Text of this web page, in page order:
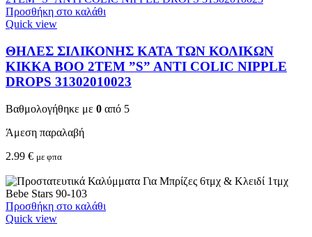
Προσθήκη στο καλάθι
Quick view
ΘΗΛΕΣ ΣΙΛΙΚΟΝΗΣ ΚΑΤΑ ΤΩΝ ΚΟΛΙΚΩΝ
KIKKA BOO 2TEM ”S” ANTI COLIC NIPPLE
DROPS 31302010023
Βαθμολογήθηκε με 0 από 5
Άμεση παραλαβή
2.99 € με φπα
Προσθήκη στο καλάθι
Quick view